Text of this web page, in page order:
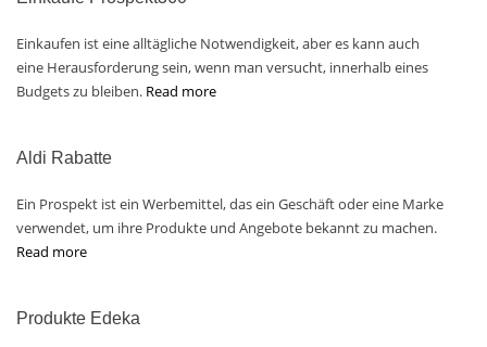
Einkaufen ist eine alltägliche Notwendigkeit, aber es kann auch
eine Herausforderung sein, wenn man versucht, innerhalb eines
Budgets zu bleiben. Read more
Aldi Rabatte
Ein Prospekt ist ein Werbemittel, das ein Geschäft oder eine Marke
verwendet, um ihre Produkte und Angebote bekannt zu machen.
Read more
Produkte Edeka